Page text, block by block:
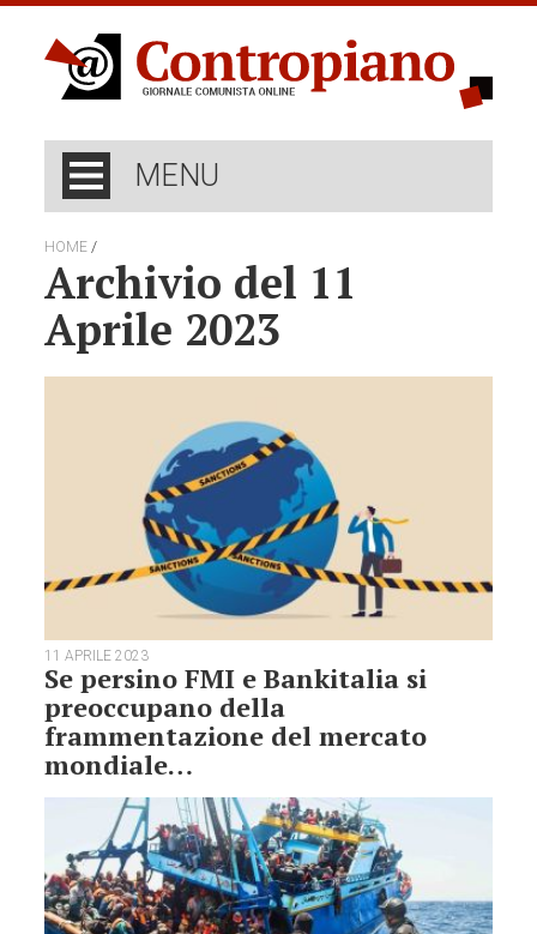
MENU
HOME /
Archivio del 11
Aprile 2023
11 APRILE 2023
Se persino FMI e Bankitalia si
preoccupano della
frammentazione del mercato
mondiale…